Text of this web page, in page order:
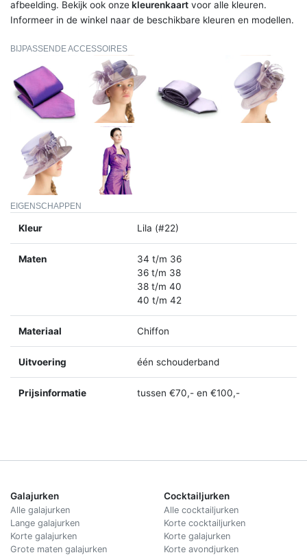
afbeelding. Bekijk ook onzekleurenkaart voor alle kleuren.
Informeer in de winkel naar de beschikbare kleuren en modellen.
BIJPASSENDE ACCESSOIRES
EIGENSCHAPPEN
Kleur Lila (#22)
Maten
34 t/m 36
36 t/m 38
38 t/m 40
40 t/m 42
Materiaal Chiffon
Uitvoering één schouderband
Prijsinformatie tussen €70,- en €100,-
Galajurken
Alle galajurken
Lange galajurken
Korte galajurken
Grote maten galajurken
Cocktailjurken
Alle cocktailjurken
Korte cocktailjurken
Korte galajurken
Korte avondjurken